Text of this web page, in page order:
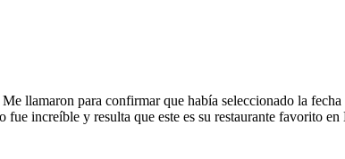
llamaron para confirmar que había seleccionado la
increíble y resulta que este es su restaurante favorito